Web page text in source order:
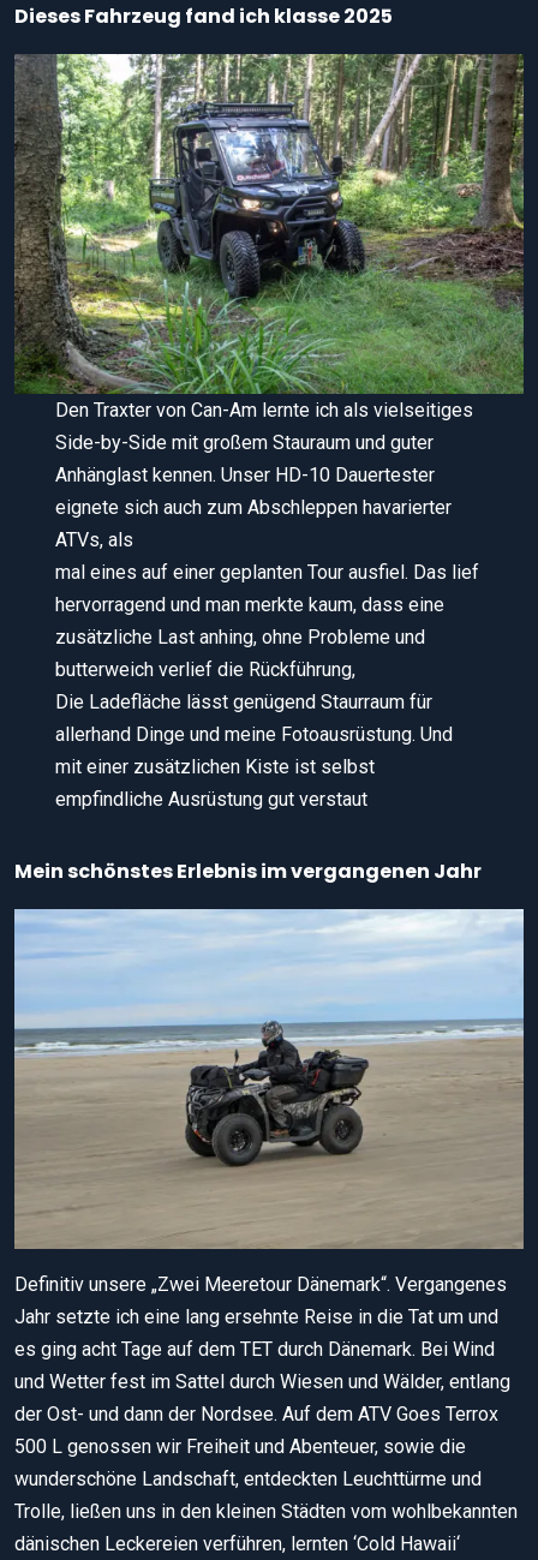
Dieses Fahrzeug fand ich klasse 2025
Den Traxter von Can-Am lernte ich als vielseitiges
Side-by-Side mit großem Stauraum und guter
Anhänglast kennen. Unser HD-10 Dauertester
eignete sich auch zum Abschleppen havarierter
ATVs, als
mal eines auf einer geplanten Tour ausfiel. Das lief
hervorragend und man merkte kaum, dass eine
zusätzliche Last anhing, ohne Probleme und
butterweich verlief die Rückführung,
Die Ladefläche lässt genügend Staurraum für
allerhand Dinge und meine Fotoausrüstung. Und
mit einer zusätzlichen Kiste ist selbst
empfindliche Ausrüstung gut verstaut
Mein schönstes Erlebnis im vergangenen Jahr
Definitiv unsere „Zwei Meeretour Dänemark“. Vergangenes
Jahr setzte ich eine lang ersehnte Reise in die Tat um und
es ging acht Tage auf dem TET durch Dänemark. Bei Wind
und Wetter fest im Sattel durch Wiesen und Wälder, entlang
der Ost- und dann der Nordsee. Auf dem ATV Goes Terrox
500 L genossen wir Freiheit und Abenteuer, sowie die
wunderschöne Landschaft, entdeckten Leuchttürme und
Trolle, ließen uns in den kleinen Städten vom wohlbekannten
dänischen Leckereien verführen, lernten ‘Cold Hawaii‘